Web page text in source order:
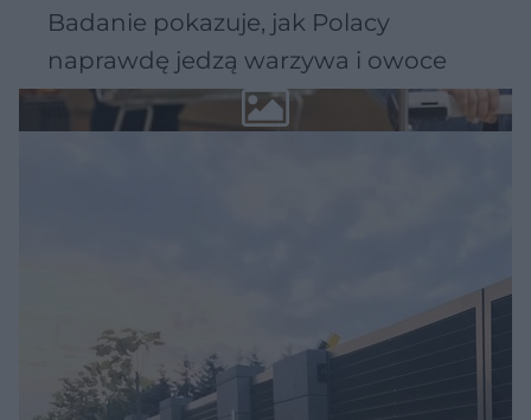
Badanie pokazuje, jak Polacy
naprawdę jedzą warzywa i owoce